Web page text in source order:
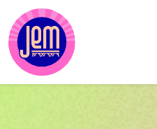
Aller au contenu principal